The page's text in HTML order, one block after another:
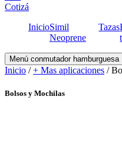
Cotizá
InicioSimil
Neoprene
Tazas
Menú conmutador hamburguesa
Inicio /+ Mas aplicaciones /
Bolsos y Mochilas